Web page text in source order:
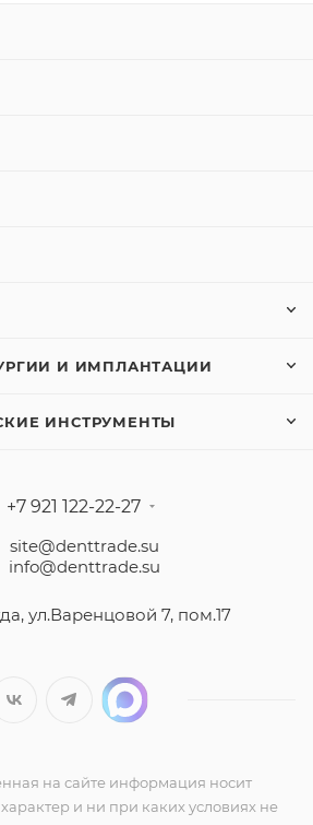
И ИМПЛАНТАЦИИ
ИНСТРУМЕНТЫ
+7 921 122-22-27
site@denttrade.su
info@denttrade.su
ул.Варенцовой 7, пом.17
на сайте информация носит
и ни при каких условиях не